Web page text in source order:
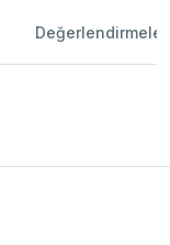
Değerlendirmeler